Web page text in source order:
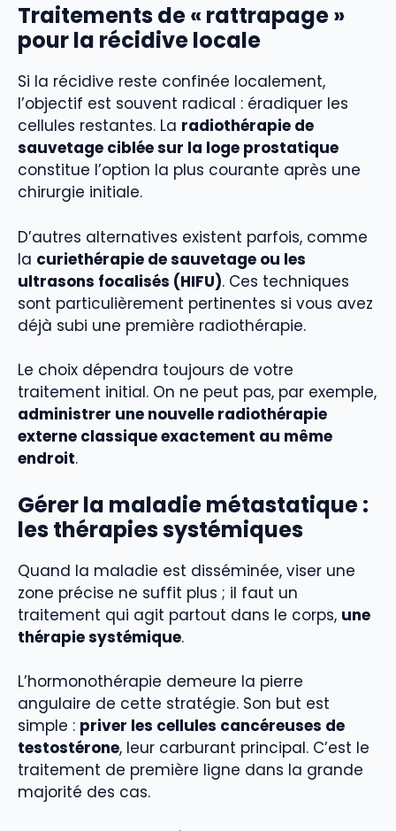
Traitements de « rattrapage »
pour la récidive locale
Si la récidive reste confinée localement,
l’objectif est souvent radical : éradiquer les
cellules restantes. La radiothérapie de
sauvetage ciblée sur la loge prostatique
constitue l’option la plus courante après une
chirurgie initiale.
D’autres alternatives existent parfois, comme
la curiethérapie de sauvetage ou les
ultrasons focalisés (HIFU). Ces techniques
sont particulièrement pertinentes si vous avez
déjà subi une première radiothérapie.
Le choix dépendra toujours de votre
traitement initial. On ne peut pas, par exemple,
administrer une nouvelle radiothérapie
externe classique exactement au même
endroit.
Gérer la maladie métastatique :
les thérapies systémiques
Quand la maladie est disséminée, viser une
zone précise ne suffit plus ; il faut un
traitement qui agit partout dans le corps, une
thérapie systémique.
L’hormonothérapie demeure la pierre
angulaire de cette stratégie. Son but est
simple : priver les cellules cancéreuses de
testostérone, leur carburant principal. C’est le
traitement de première ligne dans la grande
majorité des cas.